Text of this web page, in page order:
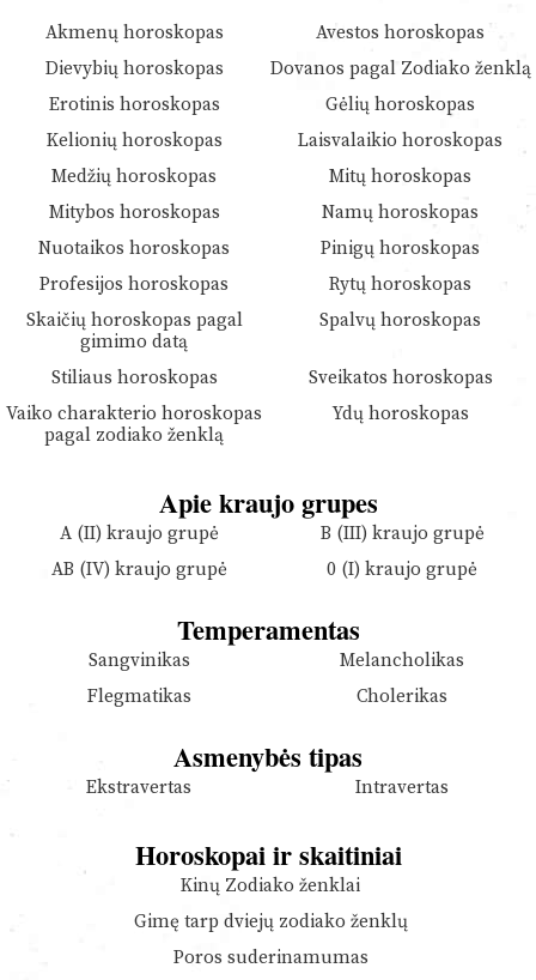
Akmenų horoskopas
Avestos horoskopas
Dievybių horoskopas
Dovanos pagal Zodiako ženklą
Erotinis horoskopas
Gėlių horoskopas
Kelionių horoskopas
Laisvalaikio horoskopas
Medžių horoskopas
Mitų horoskopas
Mitybos horoskopas
Namų horoskopas
Nuotaikos horoskopas
Pinigų horoskopas
Profesijos horoskopas
Rytų horoskopas
Skaičių horoskopas pagal
gimimo datą
Spalvų horoskopas
Stiliaus horoskopas
Sveikatos horoskopas
Vaiko charakterio horoskopas
pagal zodiako ženklą
Ydų horoskopas
Apie kraujo grupes
A (II) kraujo grupė
B (III) kraujo grupė
AB (IV) kraujo grupė
0 (I) kraujo grupė
Temperamentas
Sangvinikas
Melancholikas
Flegmatikas
Cholerikas
Asmenybės tipas
Ekstravertas Intravertas
Horoskopai ir skaitiniai
Kinų Zodiako ženklai
Gimę tarp dviejų zodiako ženklų
Poros suderinamumas